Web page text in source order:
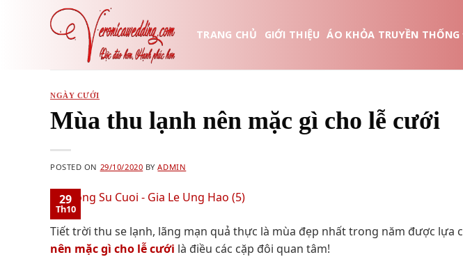
TRANG CHỦ GIỚI THIỆU ÁO KHỎA TRUYỀN THỐNG
NGÀY CƯỚI
Mùa thu lạnh nên mặc gì cho lễ cưới
POSTED ON 29/10/2020 BYADMIN
29
Th10
Tiết trời thu se lạnh, lãng mạn quả thực là mùa đẹp nhất trong năm được lựa
nên mặc gì cho lễ cưới là điều các cặp đôi quan tâm!